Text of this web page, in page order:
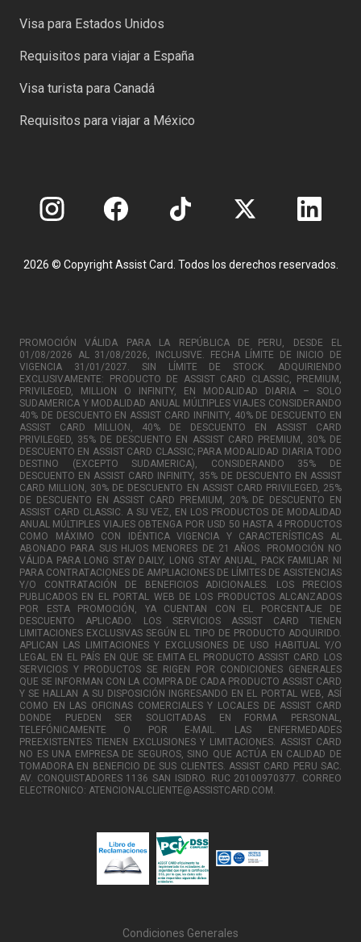
Visa para Estados Unidos
Requisitos para viajar a España
Visa turista para Canadá
Requisitos para viajar a México
2026 © Copyright Assist Card. Todos los derechos reservados.
PROMOCIÓN VÁLIDA PARA LA REPÚBLICA DE PERU, DESDE EL
01/08/2026 AL 31/08/2026, INCLUSIVE. FECHA LÍMITE DE INICIO DE
VIGENCIA 31/01/2027. SIN LÍMITE DE STOCK. ADQUIRIENDO
EXCLUSIVAMENTE: PRODUCTO DE ASSIST CARD CLASSIC, PREMIUM,
PRIVILEGED, MILLION O INFINITY, EN MODALIDAD DIARIA – SOLO
SUDAMERICA Y MODALIDAD ANUAL MÚLTIPLES VIAJES CONSIDERANDO
40% DE DESCUENTO EN ASSIST CARD INFINITY, 40% DE DESCUENTO EN
ASSIST CARD MILLION, 40% DE DESCUENTO EN ASSIST CARD
PRIVILEGED, 35% DE DESCUENTO EN ASSIST CARD PREMIUM, 30% DE
DESCUENTO EN ASSIST CARD CLASSIC; PARA MODALIDAD DIARIA TODO
DESTINO (EXCEPTO SUDAMERICA), CONSIDERANDO 35% DE
DESCUENTO EN ASSIST CARD INFINITY, 35% DE DESCUENTO EN ASSIST
CARD MILLION, 30% DE DESCUENTO EN ASSIST CARD PRIVILEGED, 25%
DE DESCUENTO EN ASSIST CARD PREMIUM, 20% DE DESCUENTO EN
ASSIST CARD CLASSIC. A SU VEZ, EN LOS PRODUCTOS DE MODALIDAD
ANUAL MÚLTIPLES VIAJES OBTENGA POR USD 50 HASTA 4 PRODUCTOS
COMO MÁXIMO CON IDÉNTICA VIGENCIA Y CARACTERÍSTICAS AL
ABONADO PARA SUS HIJOS MENORES DE 21 AÑOS. PROMOCIÓN NO
VÁLIDA PARA LONG STAY DAILY, LONG STAY ANUAL, PACK FAMILIAR NI
PARA CONTRATACIONES DE AMPLIACIONES DE LÍMITES DE ASISTENCIAS
Y/O CONTRATACIÓN DE BENEFICIOS ADICIONALES. LOS PRECIOS
PUBLICADOS EN EL PORTAL WEB DE LOS PRODUCTOS ALCANZADOS
POR ESTA PROMOCIÓN, YA CUENTAN CON EL PORCENTAJE DE
DESCUENTO APLICADO. LOS SERVICIOS ASSIST CARD TIENEN
LIMITACIONES EXCLUSIVAS SEGÚN EL TIPO DE PRODUCTO ADQUIRIDO.
APLICAN LAS LIMITACIONES Y EXCLUSIONES DE USO HABITUAL Y/O
LEGAL EN EL PAÍS EN QUE SE EMITA EL PRODUCTO ASSIST CARD. LOS
SERVICIOS Y PRODUCTOS SE RIGEN POR CONDICIONES GENERALES
QUE SE INFORMAN CON LA COMPRA DE CADA PRODUCTO ASSIST CARD
Y SE HALLAN A SU DISPOSICIÓN INGRESANDO EN EL PORTAL WEB, ASÍ
COMO EN LAS OFICINAS COMERCIALES Y LOCALES DE ASSIST CARD
DONDE PUEDEN SER SOLICITADAS EN FORMA PERSONAL,
TELEFÓNICAMENTE O POR E-MAIL. LAS ENFERMEDADES
PREEXISTENTES TIENEN EXCLUSIONES Y LIMITACIONES. ASSIST CARD
NO ES UNA EMPRESA DE SEGUROS, SINO QUE ACTÚA EN CALIDAD DE
TOMADORA EN BENEFICIO DE SUS CLIENTES. ASSIST CARD PERU SAC.
AV. CONQUISTADORES 1136 SAN ISIDRO. RUC 20100970377. CORREO
ELECTRONICO: ATENCIONALCLIENTE@ASSISTCARD.COM.
Condiciones Generales